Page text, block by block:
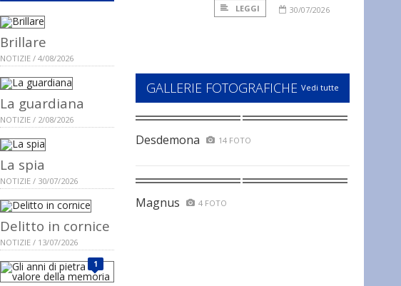
Brillare
NOTIZIE / 4/08/2026
La guardiana
NOTIZIE / 2/08/2026
La spia
NOTIZIE / 30/07/2026
Delitto in cornice
NOTIZIE / 13/07/2026
1
LEGGI 30/07/2026
GALLERIE FOTOGRAFICHE Vedi tutte
Desdemona 14 FOTO
Magnus 4 FOTO